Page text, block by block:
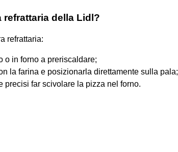
refrattaria della Lidl?
refrattaria:
o in forno a preriscaldare;
la farina e posizionarla direttamente sulla pala;
precisi far scivolare la pizza nel forno.